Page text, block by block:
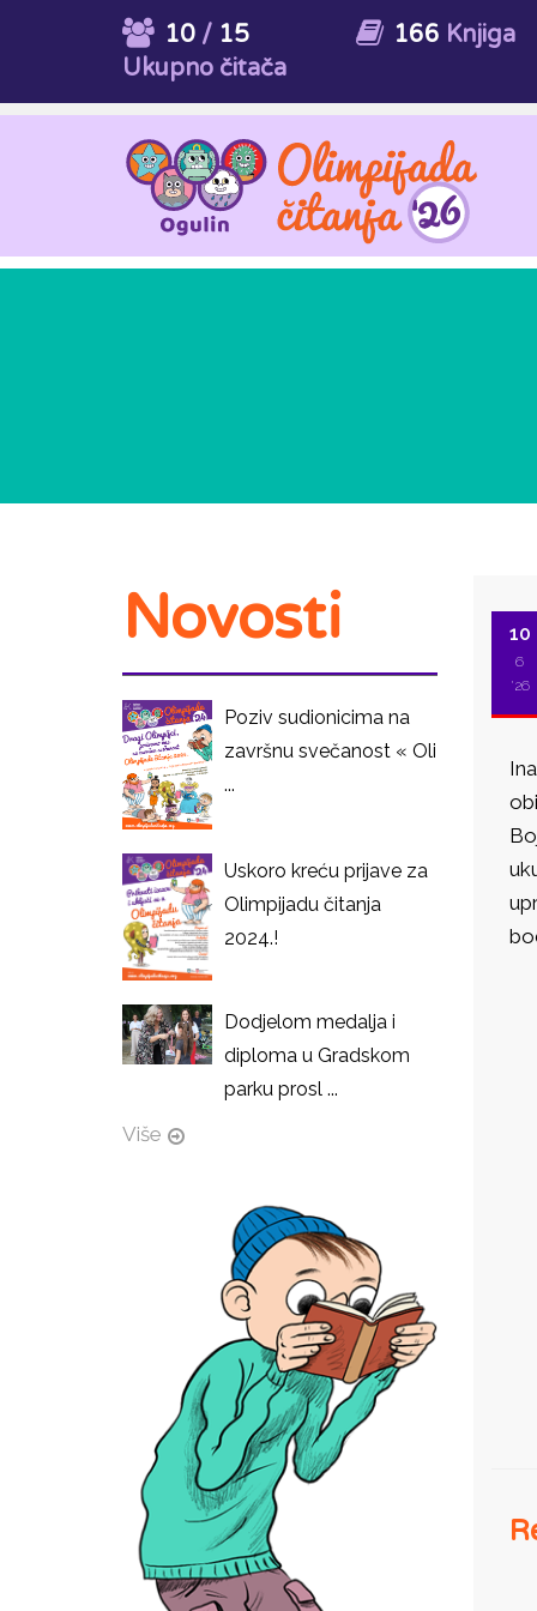
10/ 15
Ukupno čitača
166 Knjiga
10
6
'26
Novosti
Poziv sudionicima na
završnu svečanost « Oli
...
Uskoro kreću prijave za
Olimpijadu čitanja
2024.!
Dodjelom medalja i
diploma u Gradskom
parku prosl ...
Više